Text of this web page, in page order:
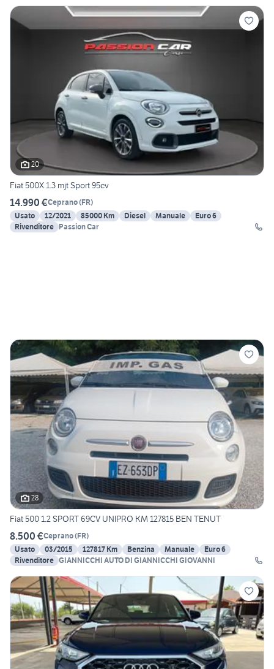
20
Fiat 500X 1.3 mjt Sport 95cv
14.990 €Ceprano(FR)
Usato
12/2021 85000 Km Diesel Manuale
Euro 6
Rivenditore Passion Car
28
Fiat 500 1.2 SPORT 69CV UNIPRO KM 127815 BEN TENUT
8.500 €Ceprano(FR)
Usato
03/2015 127817 Km Benzina Manuale
Euro 6
Rivenditore GIANNICCHI AUTO DI GIANNICCHI GIOVANNI